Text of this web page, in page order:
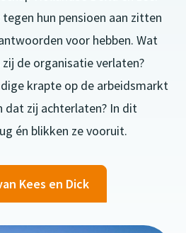
hun pensioen aan zitten
voor hebben. Wat
de organisatie verlaten?
krapte op de arbeidsmarkt
dat zij achterlaten? In dit
én blikken ze vooruit.
Kees en Dick